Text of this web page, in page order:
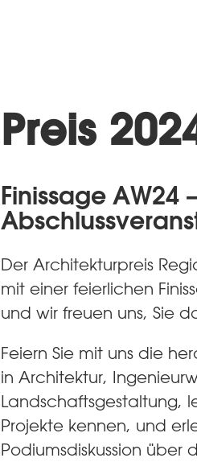
Preis
Finissage AW24 –
Der Architekturpreis
mit einer feierlichen
und wir freuen uns, Sie
Feiern Sie mit uns die
in Architektur,
Landschaftsgestaltung,
Projekte kennen, und
Podiumsdiskussion über